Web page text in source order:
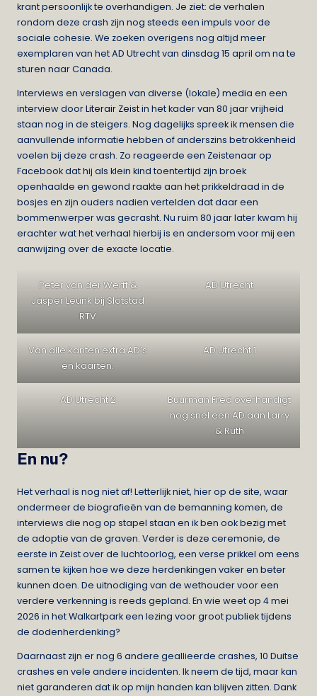
krant persoonlijk te overhandigen. Je ziet: de verhalen
rondom deze crash zijn nog steeds een impuls voor de
sociale cohesie. We zoeken overigens nog altijd meer
exemplaren van het AD Utrecht van dinsdag 15 april om na te
sturen naar Canada.
Interviews en verslagen van diverse (lokale) media en een
interview doorLiterair Zeistin het kader van 80 jaar vrijheid
staan nog in de steigers. Nog dagelijks spreek ik mensen die
aanvullende informatie hebben of anderszins betrokkenheid
voelen bij deze crash. Zo reageerde een Zeistenaar op
Facebook dat hij als klein kind toentertijd zijn broek
openhaalde en gewond raakte aan het prikkeldraad in de
bosjes en zijn ouders nadien vertelden dat daar een
bommenwerper was gecrasht. Nu ruim 80 jaar later kwam hij
erachter wat het verhaal hierbij is en andersom voor mij een
aanwijzing over de exacte locatie.
Peter van der Werff &
Jasper Leunk bij Slotstad
RTV
AD Utrecht
Van alle kanten extra AD’s
en kaarten.
AD Utrecht 1
AD Utrecht 2
Buurman Fred overhandigt
nog snel een AD aan Larry
& Ruth
En nu?
Het verhaal is nog niet af! Letterlijk niet, hier op de site, waar
ondermeer de biografieën van de bemanning komen, de
interviews die nog op stapel staan en ik ben ook bezig met
de adoptie van de graven. Verder is deze ceremonie, de
eerste in Zeist over de luchtoorlog, een verse prikkel om eens
samen te kijken hoe we deze herdenkingen vaker en beter
kunnen doen. De uitnodiging van de wethouder voor een
verdere verkenning is reeds gepland. En wie weet op 4 mei
2026 in het Walkartpark een lezing voor groot publiek tijdens
de dodenherdenking?
Daarnaast zijn er nog 6 andere geallieerde crashes, 10 Duitse
crashes en vele andere incidenten. Ik neem de tijd, maar kan
niet garanderen dat ik op mijn handen kan blijven zitten. Dank